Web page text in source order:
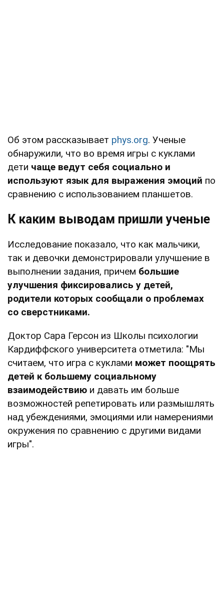
Об этом рассказывает phys.org. Ученые
обнаружили, что во время игры с куклами
дети чаще ведут себя социально и
используют язык для выражения эмоций по
сравнению с использованием планшетов.
К каким выводам пришли ученые
Исследование показало, что как мальчики,
так и девочки демонстрировали улучшение в
выполнении задания, причем большие
улучшения фиксировались у детей,
родители которых сообщали о проблемах
со сверстниками.
Доктор Сара Герсон из Школы психологии
Кардиффского университета отметила: "Мы
считаем, что игра с куклами может поощрять
детей к большему социальному
взаимодействию и давать им больше
возможностей репетировать или размышлять
над убеждениями, эмоциями или намерениями
окружения по сравнению с другими видами
игры".